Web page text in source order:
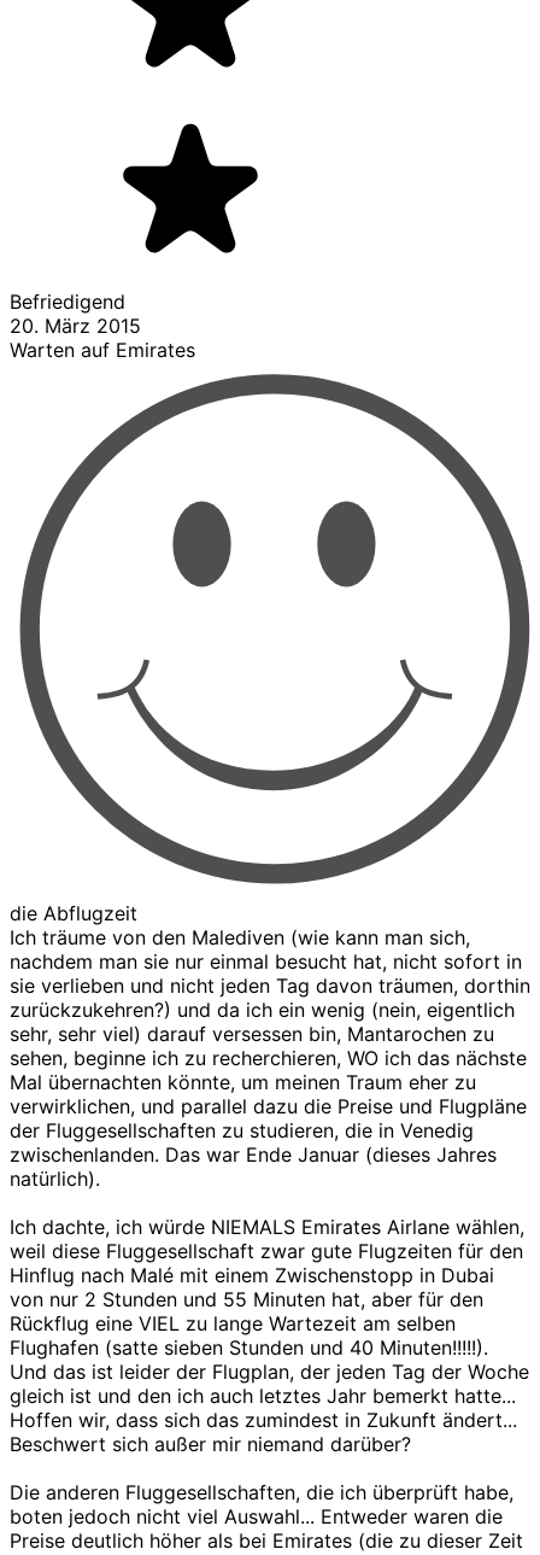
Befriedigend
20. März 2015
Warten auf Emirates
die Abflugzeit
Ich träume von den Malediven (wie kann man sich,
nachdem man sie nur einmal besucht hat, nicht sofort in
sie verlieben und nicht jeden Tag davon träumen, dorthin
zurückzukehren?) und da ich ein wenig (nein, eigentlich
sehr, sehr viel) darauf versessen bin, Mantarochen zu
sehen, beginne ich zu recherchieren, WO ich das nächste
Mal übernachten könnte, um meinen Traum eher zu
verwirklichen, und parallel dazu die Preise und Flugpläne
der Fluggesellschaften zu studieren, die in Venedig
zwischenlanden. Das war Ende Januar (dieses Jahres
natürlich).
Ich dachte, ich würde NIEMALS Emirates Airlane wählen,
weil diese Fluggesellschaft zwar gute Flugzeiten für den
Hinflug nach Malé mit einem Zwischenstopp in Dubai
von nur 2 Stunden und 55 Minuten hat, aber für den
Rückflug eine VIEL zu lange Wartezeit am selben
Flughafen (satte sieben Stunden und 40 Minuten!!!!!).
Und das ist leider der Flugplan, der jeden Tag der Woche
gleich ist und den ich auch letztes Jahr bemerkt hatte...
Hoffen wir, dass sich das zumindest in Zukunft ändert...
Beschwert sich außer mir niemand darüber?
Die anderen Fluggesellschaften, die ich überprüft habe,
boten jedoch nicht viel Auswahl... Entweder waren die
Preise deutlich höher als bei Emirates (die zu dieser Zeit